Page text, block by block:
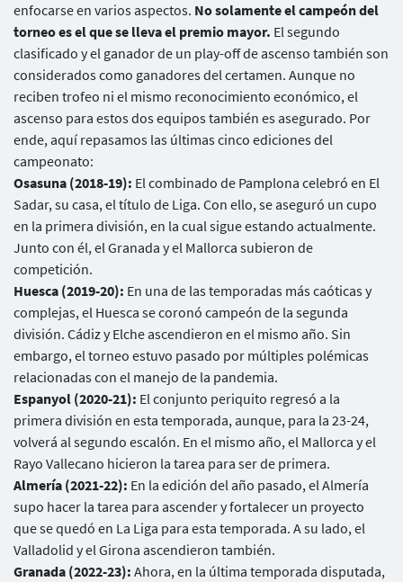
enfocarse en varios aspectos. No solamente el campeón del
torneo es el que se lleva el premio mayor. El segundo
clasificado y el ganador de un play-off de ascenso también son
considerados como ganadores del certamen. Aunque no
reciben trofeo ni el mismo reconocimiento económico, el
ascenso para estos dos equipos también es asegurado. Por
ende, aquí repasamos las últimas cinco ediciones del
campeonato:
Osasuna (2018-19): El combinado de Pamplona celebró en El
Sadar, su casa, el título de Liga. Con ello, se aseguró un cupo
en la primera división, en la cual sigue estando actualmente.
Junto con él, el Granada y el Mallorca subieron de
competición.
Huesca (2019-20): En una de las temporadas más caóticas y
complejas, el Huesca se coronó campeón de la segunda
división. Cádiz y Elche ascendieron en el mismo año. Sin
embargo, el torneo estuvo pasado por múltiples polémicas
relacionadas con el manejo de la pandemia.
Espanyol (2020-21): El conjunto periquito regresó a la
primera división en esta temporada, aunque, para la 23-24,
volverá al segundo escalón. En el mismo año, el Mallorca y el
Rayo Vallecano hicieron la tarea para ser de primera.
Almería (2021-22): En la edición del año pasado, el Almería
supo hacer la tarea para ascender y fortalecer un proyecto
que se quedó en La Liga para esta temporada. A su lado, el
Valladolid y el Girona ascendieron también.
Granada (2022-23): Ahora, en la última temporada disputada,